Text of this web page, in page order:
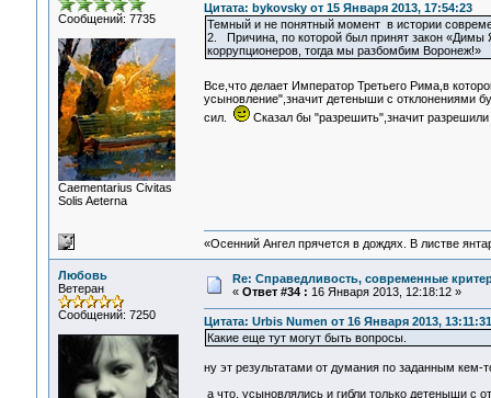
Сообщений: 7735
Сaementarius Civitas
Solis Aeterna
Цитата: bykovsky от 15 Января 2013, 17:54:23
Темный и не понятный момент в истории
2. Причина, по которой был принят закон «Димы
коррупционеров, тогда мы разбомбим Воронеж!»
Все,что делает Император Третьего Рима,в
усыновление",значит детеныши с отклонениями
сил.
Сказал бы "разрешить",значит
«Осенний Ангел прячется в дождях. В листве
Любовь
Ветеран
Сообщений: 7250
Re: Справедливость, современные
« Ответ #34 : 16 Января 2013, 12:18:12 »
Цитата: Urbis Numen от 16 Января 2013, 13:11:31
Какие еще тут могут быть вопросы.
ну эт результатами от думания по заданным
а что, усыновлялись и гибли только детеныши с